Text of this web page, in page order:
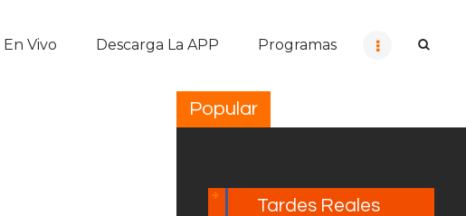
En Vivo Descarga La APP Programas
Popular
Tardes Reales